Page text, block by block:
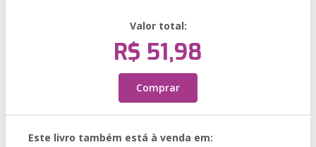
Valor total:
R$ 51,98
Comprar
Este livro também está à venda em: